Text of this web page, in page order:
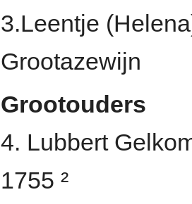
3.Leentje
Grootazewijn
Grootouders
4. Lubbert
1755 ²